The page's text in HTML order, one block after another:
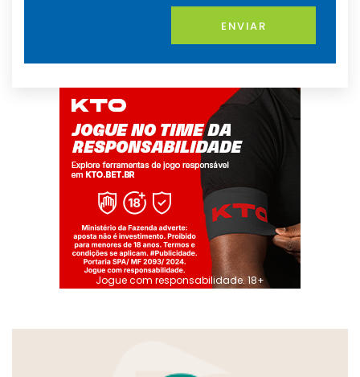
ENVIAR
Jogue com responsabilidade. 18+